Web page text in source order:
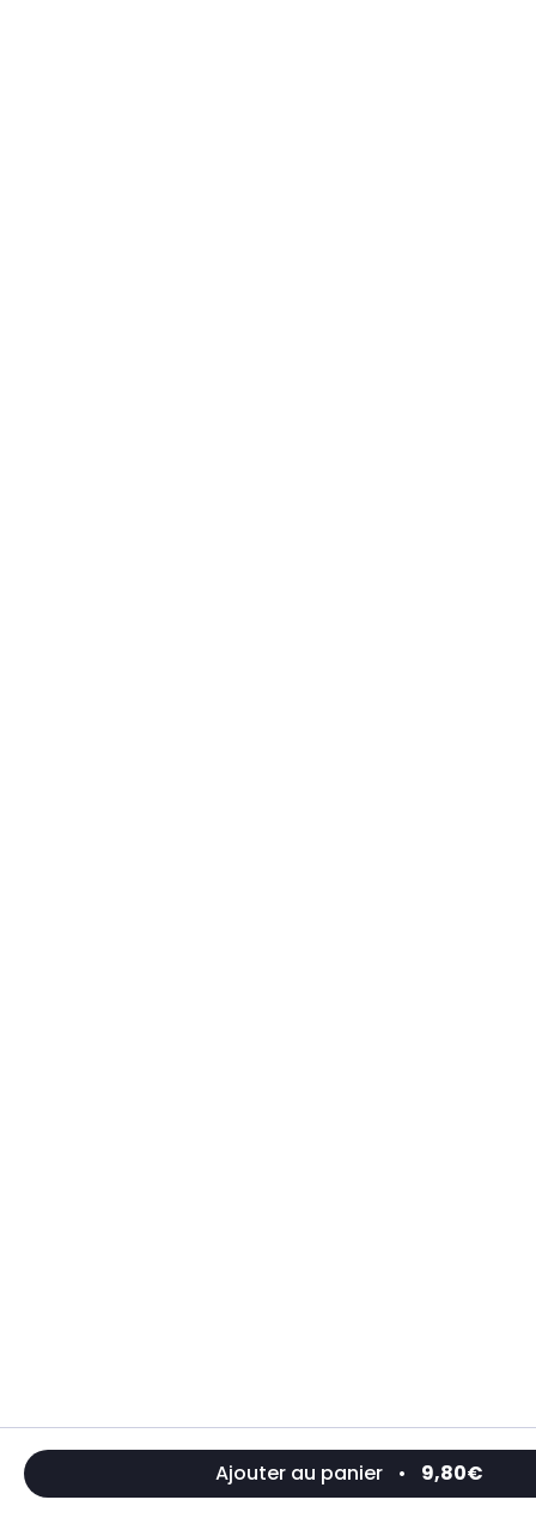
Ajouter au panier • 9,80€